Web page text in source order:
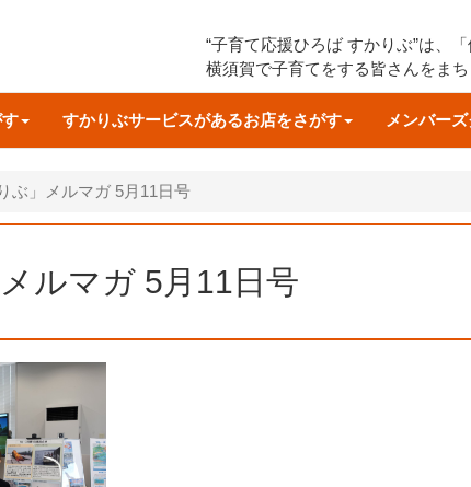
“子育て応援ひろば すかりぶ”は、
横須賀で子育てをする皆さんをまち
すかりぶサービスがあるお店をさがす メンバー
ぶ」メルマガ 5月11日号
ルマガ 5月11日号